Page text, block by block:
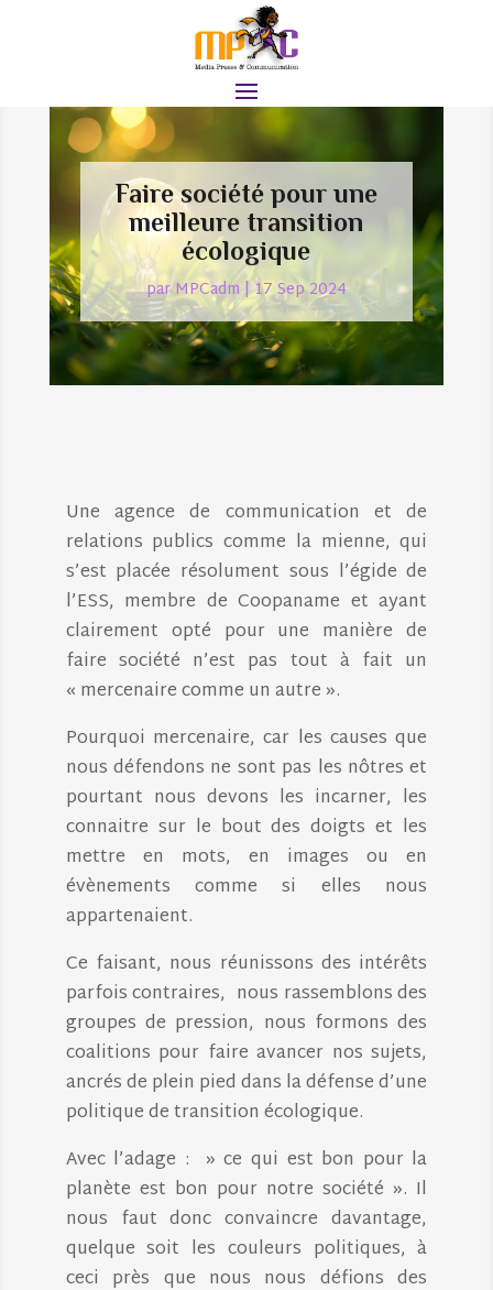
Faire société pour une
meilleure transition
écologique
parMPCadm|17 Sep 2024
Une agence de communication et de
relations publics comme la mienne, qui
s’est placée résolument sous l’égide de
l’ESS, membre de Coopaname et ayant
clairement opté pour une manière de
faire société n’est pas tout à fait un
« mercenaire comme un autre ».
Pourquoi mercenaire, car les causes que
nous défendons ne sont pas les nôtres et
pourtant nous devons les incarner, les
connaitre sur le bout des doigts et les
mettre en mots, en images ou en
évènements comme si elles nous
appartenaient.
Ce faisant, nous réunissons des intérêts
parfois contraires, nous rassemblons des
groupes de pression, nous formons des
coalitions pour faire avancer nos sujets,
ancrés de plein pied dans la défense d’une
politique de transition écologique.
Avec l’adage : » ce qui est bon pour la
planète est bon pour notre société ». Il
nous faut donc convaincre davantage,
quelque soit les couleurs politiques, à
ceci près que nous nous défions des